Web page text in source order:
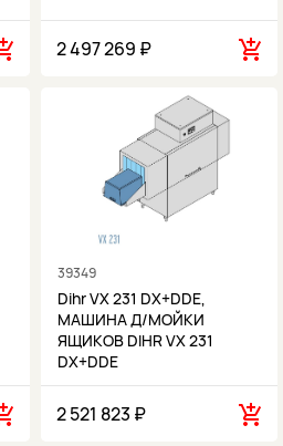
2 497 269 ₽
39349
Dihr VX 231 DX+DDE,
МАШИНА Д/МОЙКИ
ЯЩИКОВ DIHR VX 231
DX+DDE
2 521 823 ₽